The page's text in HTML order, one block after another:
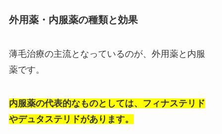
外用薬・内服薬の種類と効果
薄毛治療の主流となっているのが、外用薬と内服
薬です。
内服薬の代表的なものとしては、フィナステリド
やデュタステリドがあります。